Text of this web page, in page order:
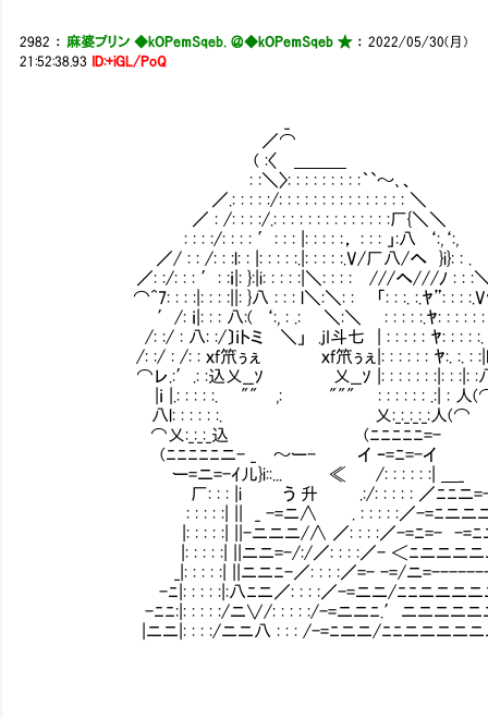
2982 ： 麻婆プリン ◆kOPemSqeb. ＠◆kOPemSqeb ★：2022/05/30(月)
21:52:38.93
ID:+iGL/PoQ
／⌒
( :〈 ＿＿＿
: :＼〉: : : : : : : : :｀`～､、
／.: : : : :/: : : : : : : : : : : : : : : ＼
／ : /: : : :/.: : : : : : : : : : : : : :厂{＼＼
: : : :/: : : : ′: : : |: : : : :， : : : 」:八 ‘:,‘:,
／/ : : /: : :l: : |: : : : :.|: : : : :.V/厂八/へ }i}: : .
／: :/: : : ′: :ｉ|: }:|i: : : : :|＼: : : :Ⅵ///へ///ﾉ : : :＼
⌒^7: : : :|: : : :||: }八 : : : l＼:＼: : Ⅵ「: : :. :.ﾔ”: : :
′/: ｉ|: : : 八:( ‘:, : .: ＼:＼ Ⅵ: : : : :.ﾔ: : : : : :
/: :/ : 八: :/〕ｉトミ ＼」 .jI斗七 | : : : : : ﾔ: : : : :. :
/: :/ : /: : ｘf笊ぅぇ ｘf笊ぅぇ|: : : : : : ﾔ:. :. :
⌒レ.:′.: :込乂__ｿ 乂__ｿ |: : : : : : :|: : :|: :
|ｉ |.: : : : :. "" ,: """ : : : : : : .:| : 人(⌒ ……とり
八l: : : : : :. 乂:_:_:_:_:人(⌒ パンツ
⌒乂:_:_:_込 (ﾆﾆﾆﾆﾆ=- 濡れてて
(ﾆﾆﾆﾆﾆニ- _ ～ー- イ ｰ=ﾆ=-イ
ー=ニ=-ｲ儿}i::... ≪ /: : : : : :| ＿_
厂: : : |i う 升 .:/: : : : : ／ﾆﾆニ
: : : : :| || _ -=ニ∧ . : : : : :／-=ﾆニニニ
|: : : : :| ||-ニニニ/∧ ／: : : :／-=ﾆ=- -=ﾆ
|: : : : :| ||ニニ=-/:/／: : : :／- ＜ﾆニニニニ
_|: : : : :| ||ニニﾆ-／: : : :／=- -=/ニ
-ﾆ|: : : : :|:八ﾆニ／: : : :／-=ニニ/ﾆﾆニニニニ
-ﾆﾆ:|: : : : :/ニ∨/: : : : :/-=ニニﾆ.′ニニニニニ
|ニニ|: : : :/ニニ八 : : : /-=ﾆニニ/ﾆﾆニニニニニ